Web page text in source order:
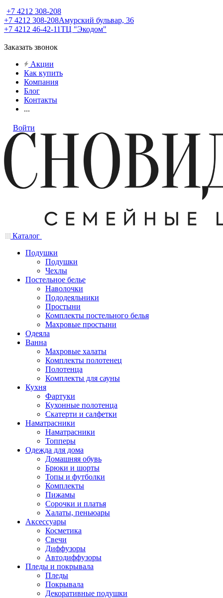
+7 4212 308-208
+7 4212 308-208Амурский бульвар, 36
+7 4212 46-42-11ТЦ "Экодом"
Заказать звонок
Акции
Как купить
Компания
Блог
Контакты
...
Войти
Каталог
Подушки
Подушки
Чехлы
Постельное белье
Наволочки
Пододеяльники
Простыни
Комплекты постельного белья
Махровые простыни
Одеяла
Ванна
Махровые халаты
Комплекты полотенец
Полотенца
Комплекты для сауны
Кухня
Фартуки
Кухонные полотенца
Скатерти и салфетки
Наматрасники
Наматрасники
Топперы
Одежда для дома
Домашняя обувь
Брюки и шорты
Топы и футболки
Комплекты
Пижамы
Сорочки и платья
Халаты, пеньюары
Аксессуары
Косметика
Свечи
Диффузоры
Автодиффузоры
Пледы и покрывала
Пледы
Покрывала
Декоративные подушки